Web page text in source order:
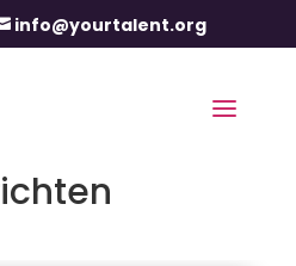
info@yourtalent.org